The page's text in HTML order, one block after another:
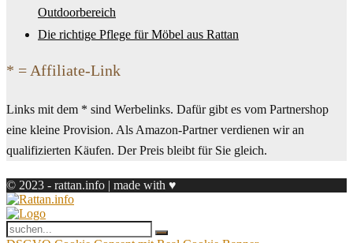
Outdoorbereich
Die richtige Pflege für Möbel aus Rattan
* = Affiliate-Link
Links mit dem * sind Werbelinks. Dafür gibt es vom Partnershop
eine kleine Provision. Als Amazon-Partner verdienen wir an
qualifizierten Käufen. Der Preis bleibt für Sie gleich.
© 2023 - rattan.info | made with ♥